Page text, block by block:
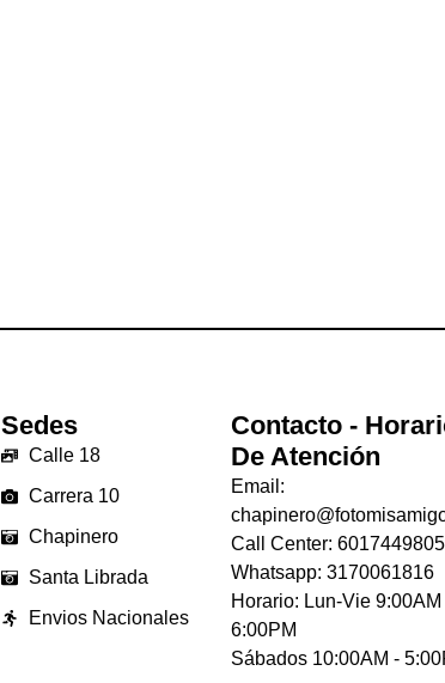
Sedes
Calle 18
Carrera 10
Chapinero
Santa Librada
Envios Nacionales
Contacto -
De Atención
Email:
Call Center: 6017449805
Whatsapp: 3170061816
Horario: Lun-Vie 9:00AM
6:00PM
Sábados 10:00AM -